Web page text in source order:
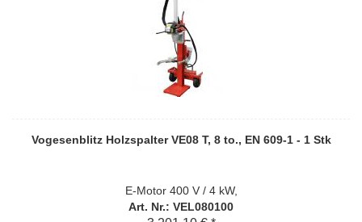
Vogesenblitz Holzspalter VE08 T, 8 to., EN 609-1 - 1 Stk
E-Motor 400 V / 4 kW,
Art. Nr.: VEL080100